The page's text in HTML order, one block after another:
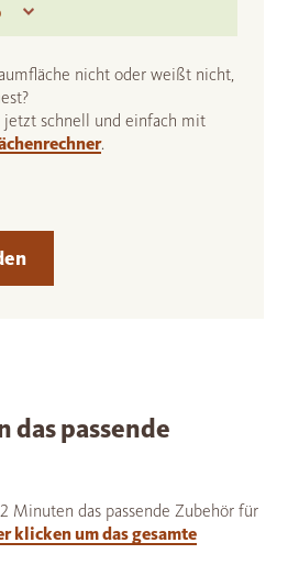
nicht oder weißt nicht,
jetzt schnell und einfach mit
.
das passende
Minuten das passende Zubehör für
klicken um das gesamte